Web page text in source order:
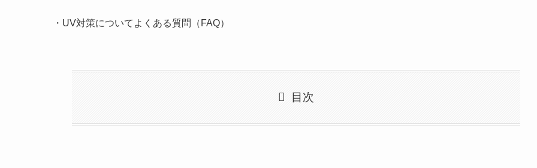
・UV対策についてよくある質問（FAQ）
目次